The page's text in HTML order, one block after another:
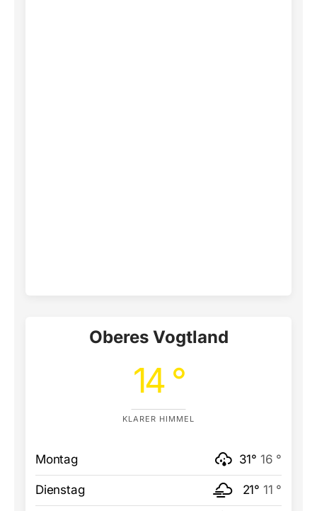
Oberes Vogtland
14 °
KLARER HIMMEL
Montag 31° 16 °
Dienstag 21° 11 °